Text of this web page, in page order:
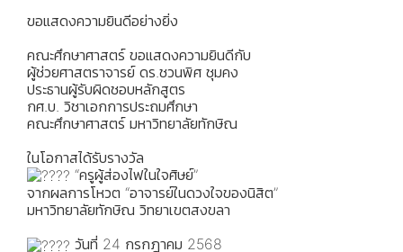
ขอแสดงความยินดีอย่างยิ่ง
คณะศึกษาศาสตร์ ขอแสดงความยินดีกับ
ผู้ช่วยศาสตราจารย์ ดร.ชวนพิศ ชุมคง
ประธานผู้รับผิดชอบหลักสูตร
กศ.บ. วิชาเอกการประถมศึกษา
คณะศึกษาศาสตร์ มหาวิทยาลัยทักษิณ
ในโอกาสได้รับรางวัล
“ครูผู้ส่องไฟในใจศิษย์”
จากผลการโหวต “อาจารย์ในดวงใจของนิสิต”
มหาวิทยาลัยทักษิณ วิทยาเขตสงขลา
วันที่ 24 กรกฎาคม 2568